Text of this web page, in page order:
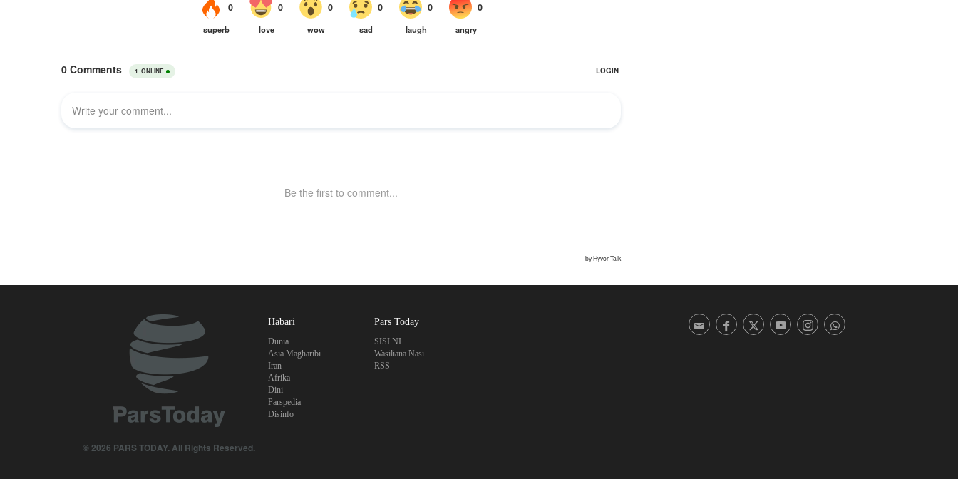
© 2026 PARS TODAY. All Rights Reserved.
Habari
Dunia
Asia Magharibi
Iran
Afrika
Dini
Parspedia
Disinfo
Pars Today
SISI NI
Wasiliana Nasi
RSS